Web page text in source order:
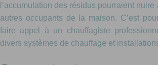
l’accumulation des résidus pourraient nuire
autres occupants de la maison. C’est
faire appel à un chauffagiste
divers systèmes de chauffage et